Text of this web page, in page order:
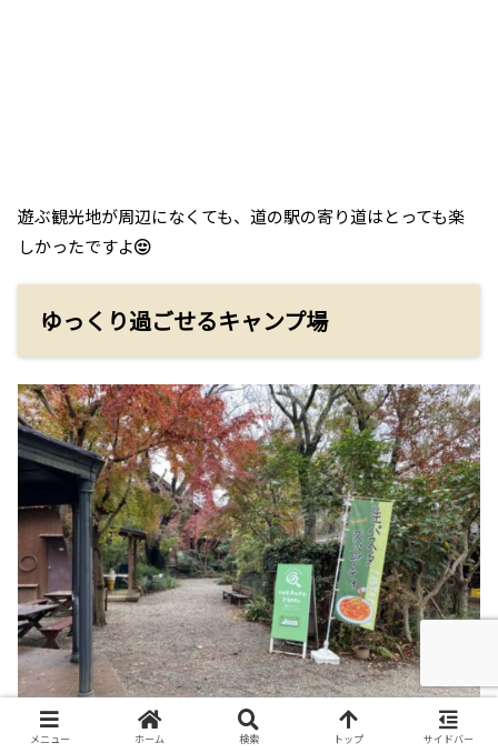
遊ぶ観光地が周辺になくても、道の駅の寄り道はとっても楽
しかったですよ
ゆっくり過ごせるキャンプ場
メニュー ホーム 検索 トップ サイドバー